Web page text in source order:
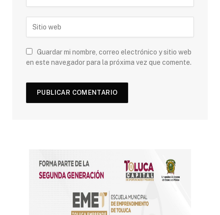
Guardar mi nombre, correo electrónico y sitio web
en este navegador para la próxima vez que comente.